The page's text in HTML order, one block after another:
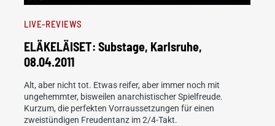
LIVE-REVIEWS
ELÄKELÄISET: Substage, Karlsruhe,
08.04.2011
Alt, aber nicht tot. Etwas reifer, aber immer noch mit
ungehemmter, bisweilen anarchistischer Spielfreude.
Kurzum, die perfekten Vorraussetzungen für einen
zweistündigen Freudentanz im 2/4-Takt.